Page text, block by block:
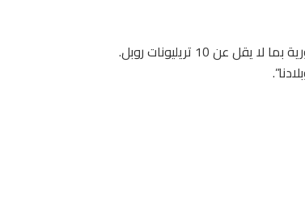
وقال: “يمثل هذا انخفاضا 15 بالمئة وسيتطلب تعويضه تنفيذ استثمارات ضرورية بما لا يقل عن 10 تريليونات روبل.